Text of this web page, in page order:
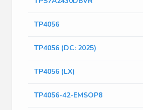
TP4056
TP4056 (DC: 2025)
TP4056 (LX)
TP4056-42-EMSOP8